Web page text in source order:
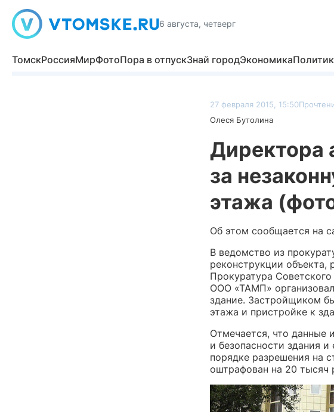
6 августа, четверг
ТомскРоссияМирФотоПора в отпускЗнай городЭкономика
27 февраля 2015, 15:50
Олеся Бутолина
Директора
за
этажа
Об этом сообщается на
В ведомство из
реконструкции объекта,
Прокуратура
ООО «ТАМП»
здание. Застройщиком
этажа и пристройке к
Отмечается, что данные
и безопасности здания
порядке разрешения на
оштрафован на 20 тысяч